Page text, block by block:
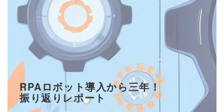
RPAロボット導入から三年！
振り返りレポート